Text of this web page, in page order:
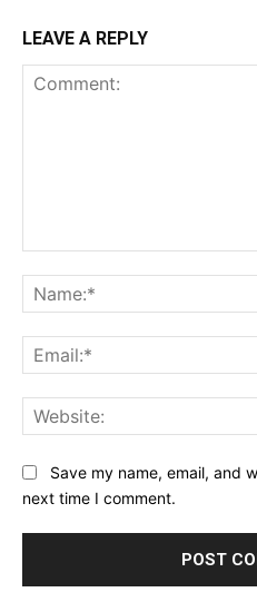
LEAVE A REPLY
Save my name, email, and
next time I comment.